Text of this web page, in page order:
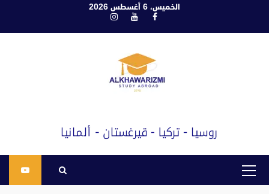
الخميس، 6 أغسطس 2026
فيسبوكيوتيوبانستغرام
القائمة